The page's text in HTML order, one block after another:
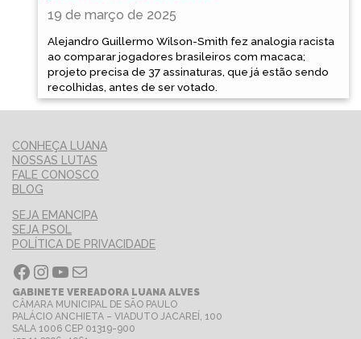
19 de março de 2025
Alejandro Guillermo Wilson-Smith fez analogia racista
ao comparar jogadores brasileiros com macaca;
projeto precisa de 37 assinaturas, que já estão sendo
recolhidas, antes de ser votado.
CONHEÇA LUANA
NOSSAS LUTAS
FALE CONOSCO
BLOG
SEJA EMANCIPA
SEJA PSOL
POLÍTICA DE PRIVACIDADE
Facebook InstagramYoutube E-mail
GABINETE VEREADORA LUANA ALVES
CÂMARA MUNICIPAL DE SÃO PAULO
PALÁCIO ANCHIETA – VIADUTO JACAREÍ, 100
SALA 1006 CEP 01319-900